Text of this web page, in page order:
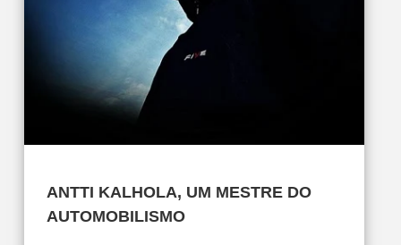
ANTTI KALHOLA, UM MESTRE DO
AUTOMOBILISMO